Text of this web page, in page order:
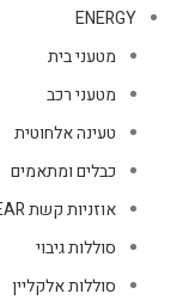
ENERGY
מטעני בית
מטעני רכב
טעינה אלחוטית
כבלים ומתאמים
אוזניות קשת ON EAR
סוללות גיבוי
סוללות אלקליין